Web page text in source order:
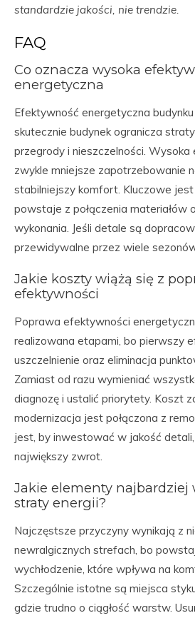
standardzie jakości, nie trendzie.
FAQ
Co oznacza wysoka
energetyczna
Efektywność energetyczna
skutecznie budynek ogranicza
przegrody i nieszczelności.
zwykle mniejsze zapotrzebowanie
stabilniejszy komfort. Kluczowe
powstaje z połączenia materiałów
wykonania. Jeśli detale są
przewidywalne przez wiele
Jakie koszty wiążą się z
efektywności
Poprawa efektywności
realizowana etapami, bo pierwszy
uszczelnienie oraz eliminacja
Zamiast od razu wymieniać
diagnozę i ustalić priorytety. Koszt
modernizacja jest połączona z
jest, by inwestować w jakość
największy zwrot.
Jakie elementy najbardziej
straty energii?
Najczęstsze przyczyny wynikają z
newralgicznych strefach, bo
wychłodzenie, które wpływa na
Szczególnie istotne są miejsca
gdzie trudno o ciągłość warstw.